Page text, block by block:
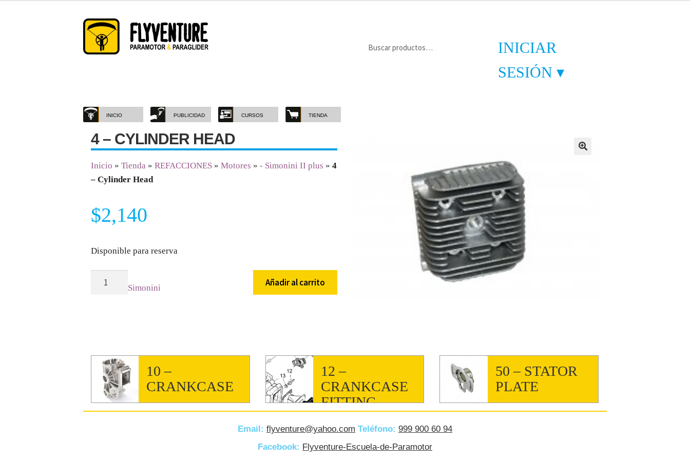
Saltar
navegación
Ir
contenido
INICIAR
SESIÓN ▾
Buscar
INICIO PUBLICIDAD CURSOS TIENDA
4 – CYLINDER HEAD
Inicio » Tienda » REFACCIONES » Motores » - Simonini II plus » 4
– Cylinder Head
$2,140
Disponible para reserva
Añadir al carrito
Simonini
10 –
CRANKCASE
12 –
CRANKCASE
FITTING
50 – STATOR
PLATE
Email: flyventure@yahoo.com Teléfono: 999 900 60 94
Facebook: Flyventure-Escuela-de-Paramotor